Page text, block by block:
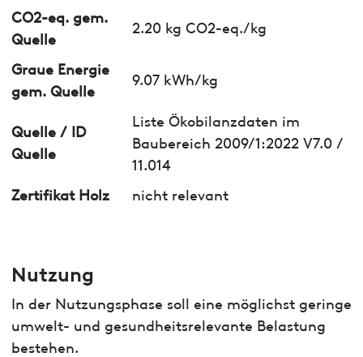
CO2-eq. gem.
Quelle
2.20 kg CO2-eq./kg
Graue Energie
gem. Quelle
9.07 kWh/kg
Quelle / ID
Quelle
Liste Ökobilanzdaten im
Baubereich 2009/1:2022 V7.0 /
11.014
Zertifikat Holz
nicht relevant
Nutzung
In der Nutzungsphase soll eine möglichst geringe
umwelt- und gesundheitsrelevante Belastung
bestehen.